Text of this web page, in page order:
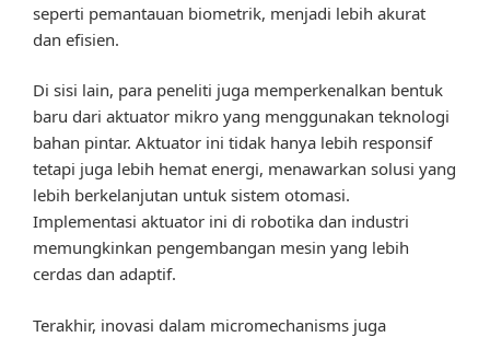
seperti pemantauan biometrik, menjadi lebih akurat
dan efisien.
Di sisi lain, para peneliti juga memperkenalkan bentuk
baru dari aktuator mikro yang menggunakan teknologi
bahan pintar. Aktuator ini tidak hanya lebih responsif
tetapi juga lebih hemat energi, menawarkan solusi yang
lebih berkelanjutan untuk sistem otomasi.
Implementasi aktuator ini di robotika dan industri
memungkinkan pengembangan mesin yang lebih
cerdas dan adaptif.
Terakhir, inovasi dalam micromechanisms juga